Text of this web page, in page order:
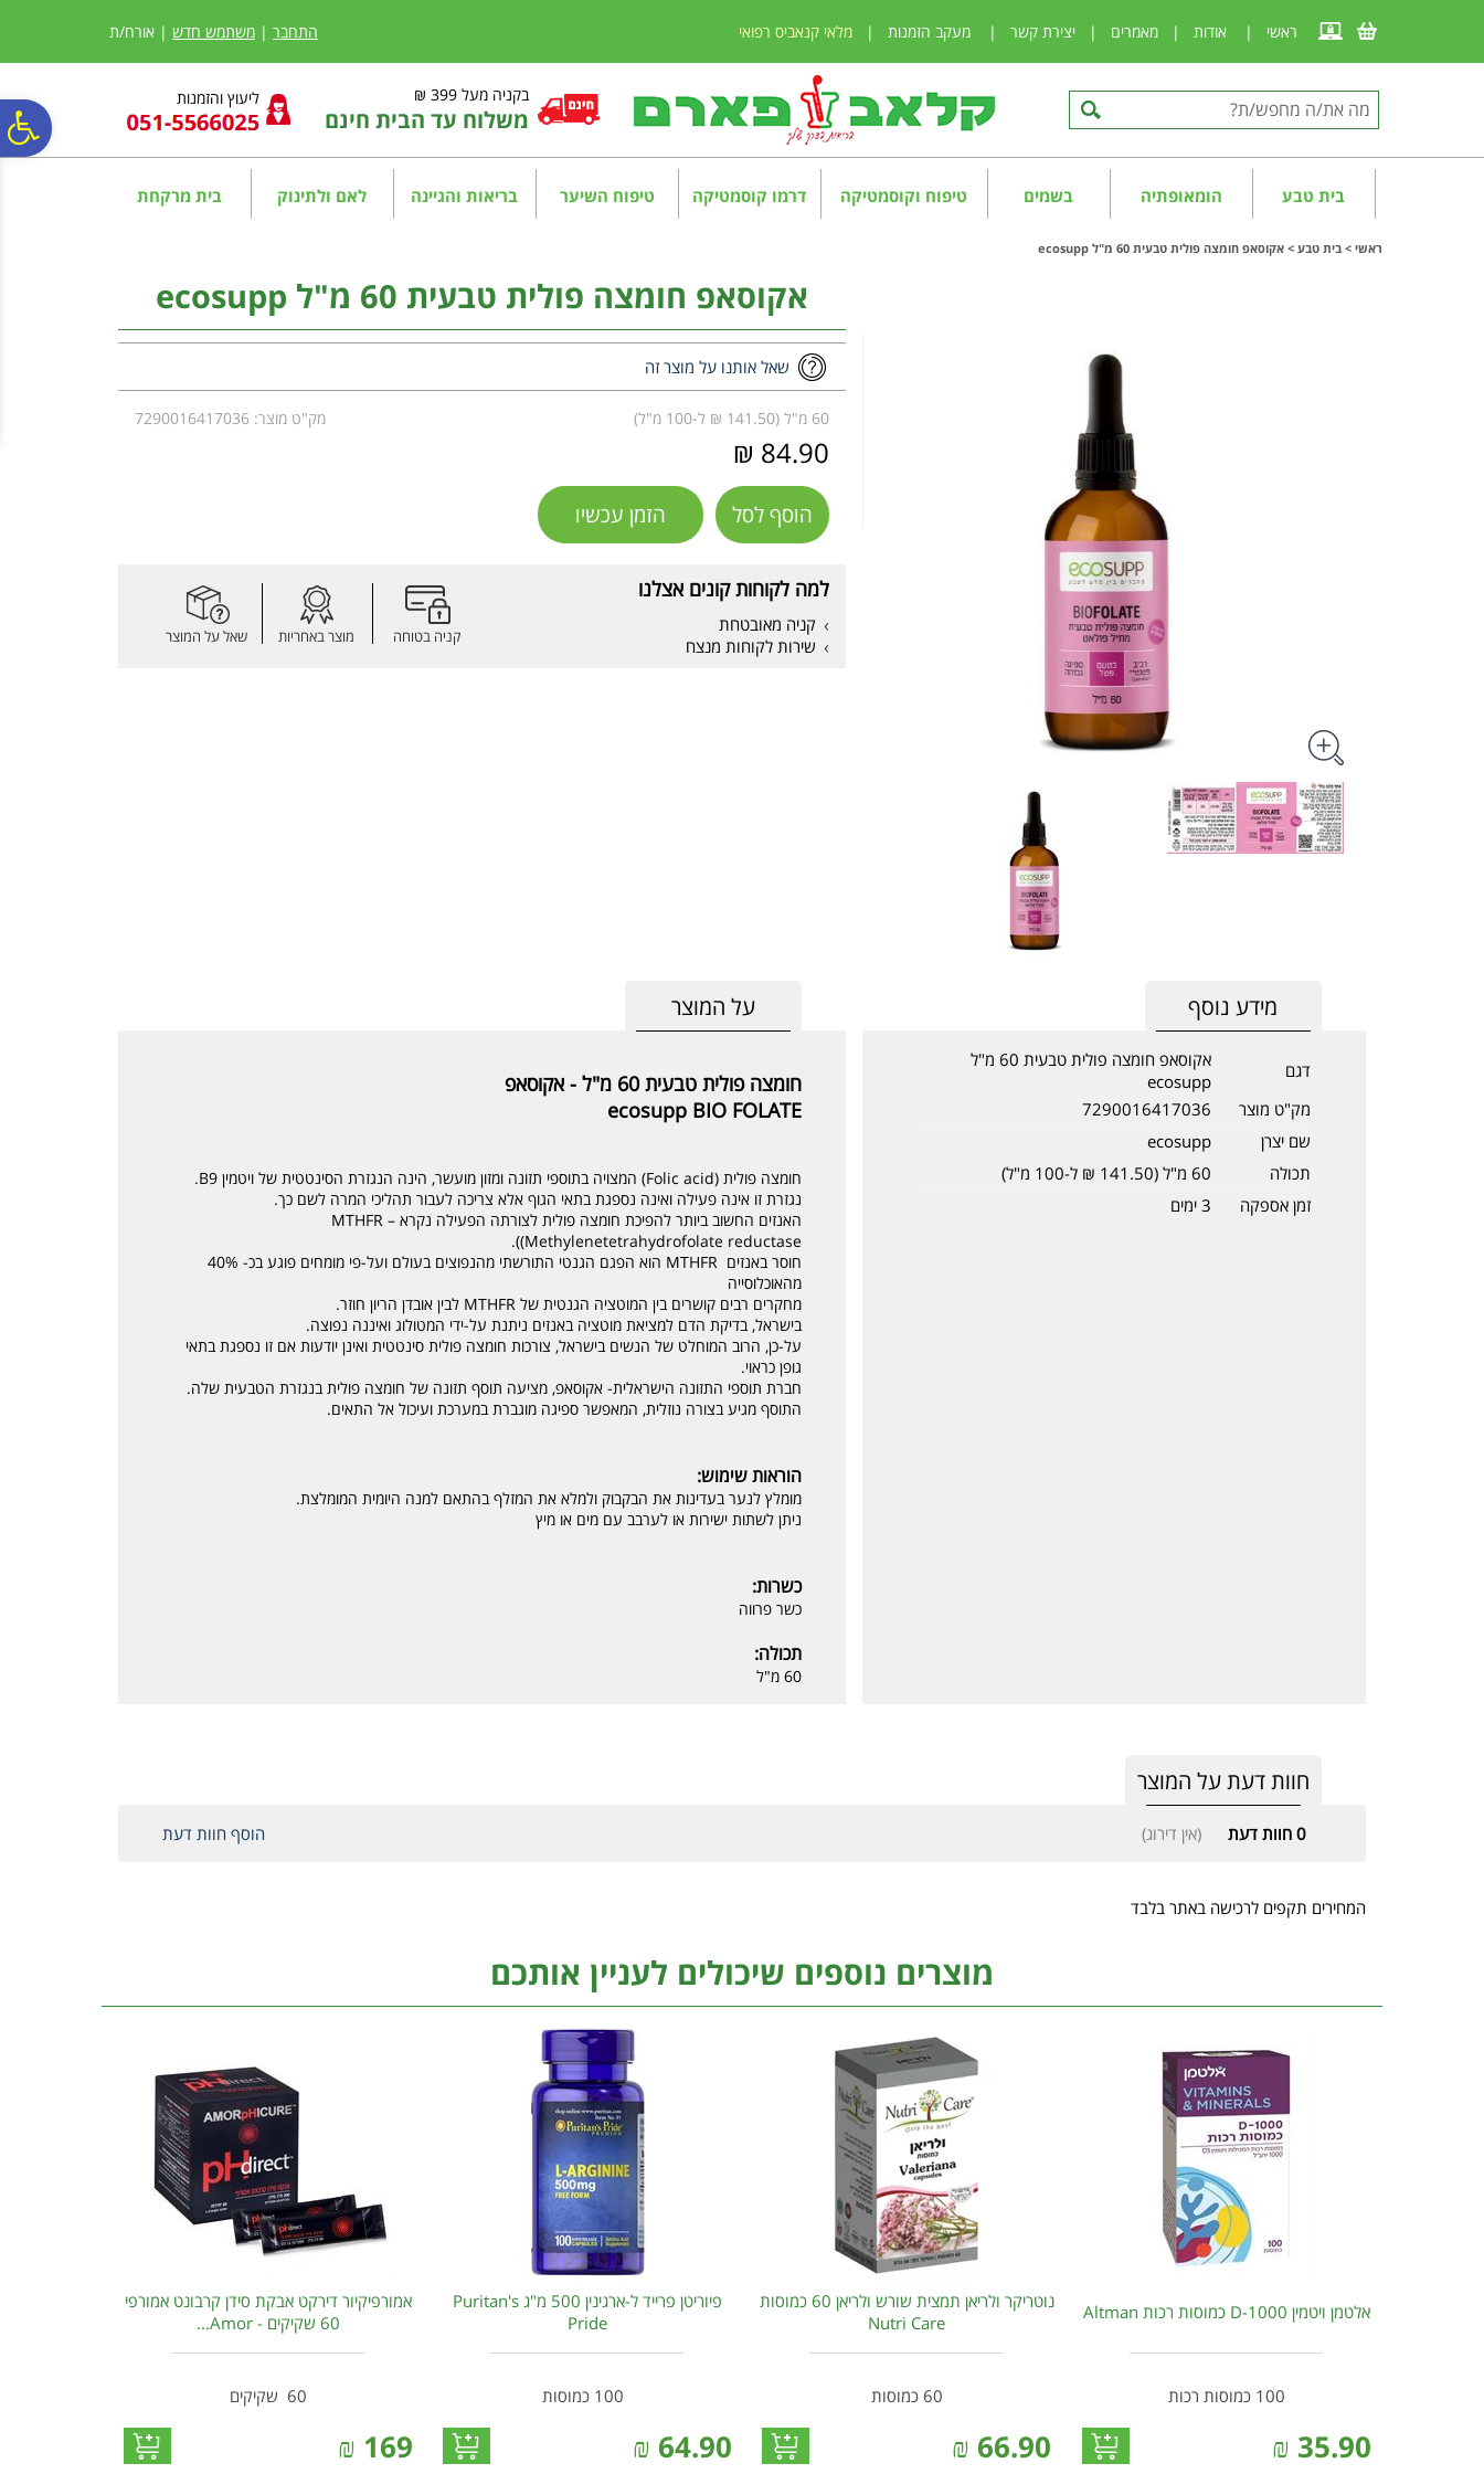
נגישות
אתר
המרכזי
ראשי | אודות | מאמרים | יצירת קשר | מעקב הזמנות | מלאי קנאביס רפואי התחבר | משתמש חדש | אורח/ת
בקניה מעל 399 ₪
משלוח עד הבית חינם
ליעוץ והזמנות
בית טבע הומאופתיה בשמים טיפוח וקוסמטיקה דרמו קוסמטיקה טיפוח השיער בריאות והגיינה לאם ולתינוק בית מרקחת
ראשי > בית טבע > אקוסאפ חומצה פולית טבעית 60 מ"ל ecosupp
אקוסאפ חומצה פולית טבעית 60 מ"ל ecosupp
שאל אותנו על מוצר זה
60 מ"ל (141.50 ₪ ל-100 מ"ל) מק"ט מוצר: 7290016417036
84.90 ₪
הוסף לסל הזמן עכשיו
למה לקוחות קונים אצלנו
קניה מאובטחת
שירות לקוחות מנצח
קניה בטוחה מוצר באחריות שאל על המוצר
על המוצר
חומצה פולית טבעית 60 מ"ל - אקוסאפ
ecosupp BIO FOLATE
חומצה פולית (Folic acid) המצויה בתוספי תזונה ומזון מועשר, הינה הנגזרת הסינטטית של ויטמין B9.
נגזרת זו אינה פעילה ואינה נספגת בתאי הגוף אלא צריכה לעבור תהליכי המרה לשם כך.
האנזים החשוב ביותר להפיכת חומצה פולית לצורתה הפעילה נקרא MTHFR –
((Methylenetetrahydrofolate reductase.
חוסר באנזים MTHFR הוא הפגם הגנטי התורשתי מהנפוצים בעולם ועל-פי מומחים פוגע בכ- 40%
מהאוכלוסייה
מחקרים רבים קושרים בין המוטציה הגנטית של MTHFR לבין אובדן הריון חוזר.
בישראל, בדיקת הדם למציאת מוטציה באנזים ניתנת על-ידי המטולוג ואיננה נפוצה.
על-כן, הרוב המוחלט של הנשים בישראל, צורכות חומצה פולית סינטטית ואינן יודעות אם זו נספגת בתאי
גופן כראוי.
חברת תוספי התזונה הישראלית- אקוסאפ, מציעה תוסף תזונה של חומצה פולית בנגזרת הטבעית שלה.
התוסף מגיע בצורה נוזלית, המאפשר ספיגה מוגברת במערכת ועיכול אל התאים.
הוראות שימוש:
מומלץ לנער בעדינות את הבקבוק ולמלא את המזלף בהתאם למנה היומית המומלצת.
ניתן לשתות ישירות או לערבב עם מים או מיץ
כשרות:
כשר פרווה
תכולה:
60 מ"ל
מידע נוסף
דגם
אקוסאפ חומצה פולית טבעית 60 מ"ל
ecosupp
מק"ט מוצר
7290016417036
שם יצרן
ecosupp
תכולה
60 מ"ל (141.50 ₪ ל-100 מ"ל)
זמן אספקה
3 ימים
חוות דעת על המוצר
0 חוות דעת (אין דירוג) הוסף חוות דעת
המחירים תקפים לרכישה באתר בלבד
מוצרים נוספים שיכולים לעניין אותכם
אלטמן ויטמין D-1000 כמוסות רכות Altman
100 כמוסות רכות
35.90
₪
נוטריקר ולריאן תמצית שורש ולריאן 60 כמוסות
Nutri Care
60 כמוסות
66.90
₪
פיוריטן פרייד ל-ארגינין 500 מ"ג Puritan's
Pride
64.90
₪
אמורפיקיור דירקט אבקת סידן קרבונט אמורפי
60 שקיקים - Amor...
60 שקיקים
169
₪